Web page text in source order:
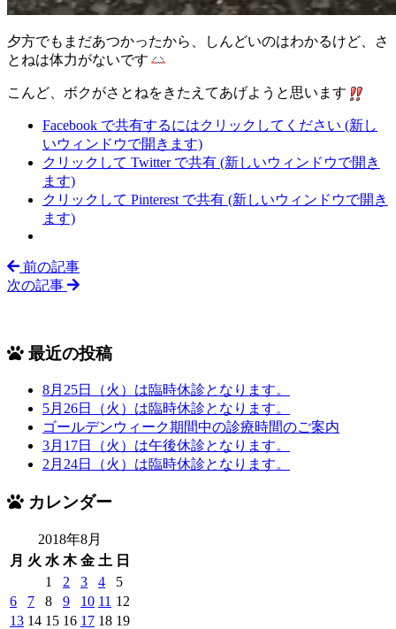
夕方でもまだあつかったから、しんどいのはわかるけど、さ
とねは体力がないです
こんど、ボクがさとねをきたえてあげようと思います
Facebook で共有するにはクリックしてください (新し
いウィンドウで開きます)
クリックして Twitter で共有 (新しいウィンドウで開き
ます)
クリックして Pinterest で共有 (新しいウィンドウで開き
ます)
前の記事
次の記事
最近の投稿
8月25日（火）は臨時休診となります。
5月26日（火）は臨時休診となります。
ゴールデンウィーク期間中の診療時間のご案内
3月17日（火）は午後休診となります。
2月24日（火）は臨時休診となります。
カレンダー
2018年8月
月 火 水 木 金 土 日
1
2 3 4
5
6
7 8 9 10 11 12
13 14 15 16 17 18 19